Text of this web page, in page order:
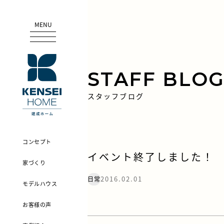
MENU
コンセプト
家づくり
モデルハウス
お客様の声
STAFF
スタッフブログ
イベント終了しました！
日常2016.02.01